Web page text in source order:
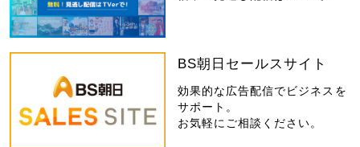
BS朝日セールスサイト
効果的な広告配信でビジネスを
サポート。
お気軽にご相談ください。